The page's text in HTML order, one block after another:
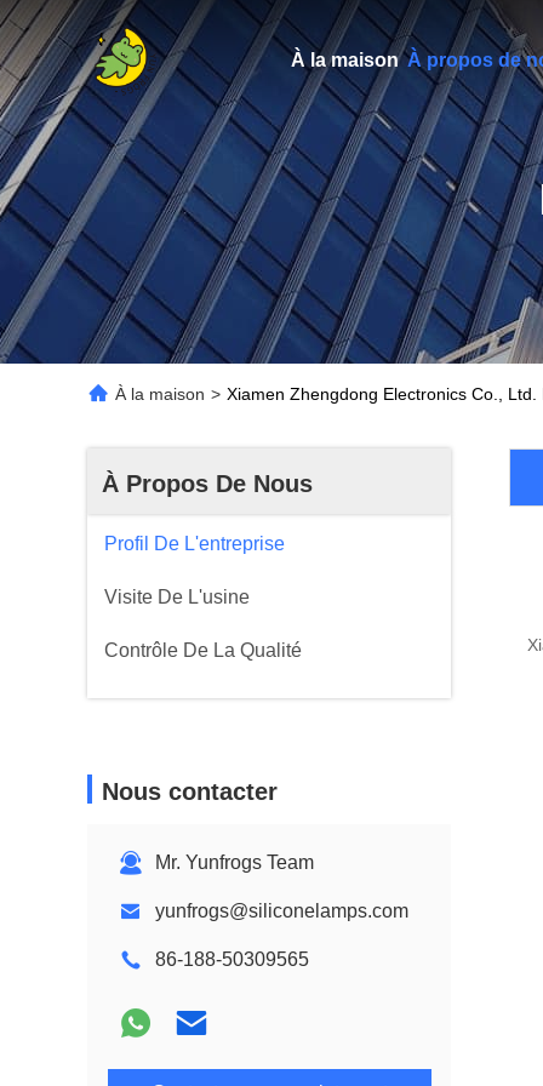
À la maison À propos de
À la maison > Xiamen Zhengdong Electronics Co.,
À Propos De Nous
Profil De L'entreprise
Visite De L'usine
Contrôle De La Qualité
Nous contacter
Mr. Yunfrogs Team
yunfrogs@siliconelamps.com
86-188-50309565